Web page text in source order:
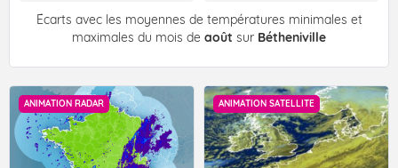
Écarts avec les moyennes de températures minimales et
maximales du mois de août sur Bétheniville
ANIMATION RADAR ANIMATION SATELLITE